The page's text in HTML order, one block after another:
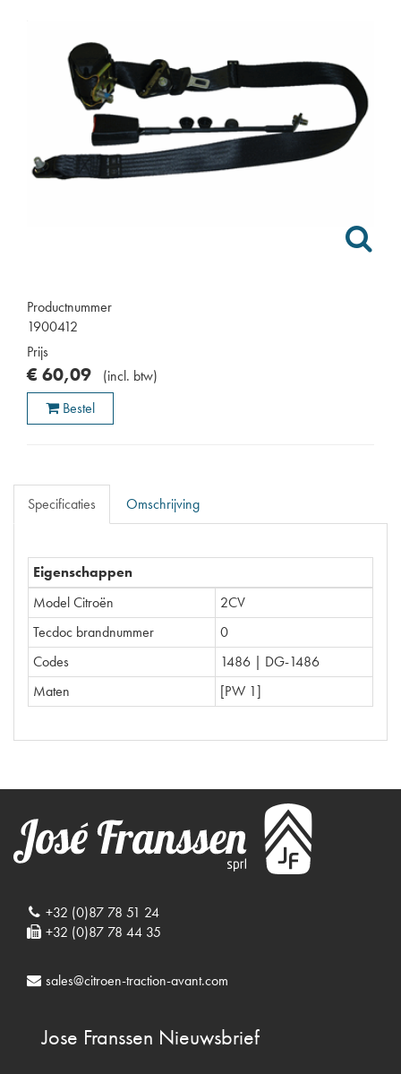
Productnummer
1900412
Prijs
€ 60,09 (incl. btw)
Bestel
Specificaties Omschrijving
Eigenschappen
Model Citroën
2CV
Tecdoc brandnummer
0
Codes
1486 | DG-1486
Maten
[PW 1]
+32 (0)87 78 51 24
+32 (0)87 78 44 35
sales@citroen-traction-avant.com
Jose Franssen Nieuwsbrief